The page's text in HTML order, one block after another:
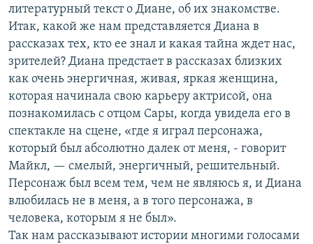
литературный текст о Диане, об их знакомстве.
Итак, какой же нам представляется Диана в
рассказах тех, кто ее знал и какая тайна ждет нас,
зрителей? Диана предстает в рассказах близких
как очень энергичная, живая, яркая женщина,
которая начинала свою карьеру актрисой, она
познакомилась с отцом Сары, когда увидела его в
спектакле на сцене, «где я играл персонажа,
который был абсолютно далек от меня, - говорит
Майкл, — смелый, энергичный, решительный.
Персонаж был всем тем, чем не являюсь я, и Диана
влюбилась не в меня, а в того персонажа, в
человека, которым я не был».
Так нам рассказывают истории многими голосами